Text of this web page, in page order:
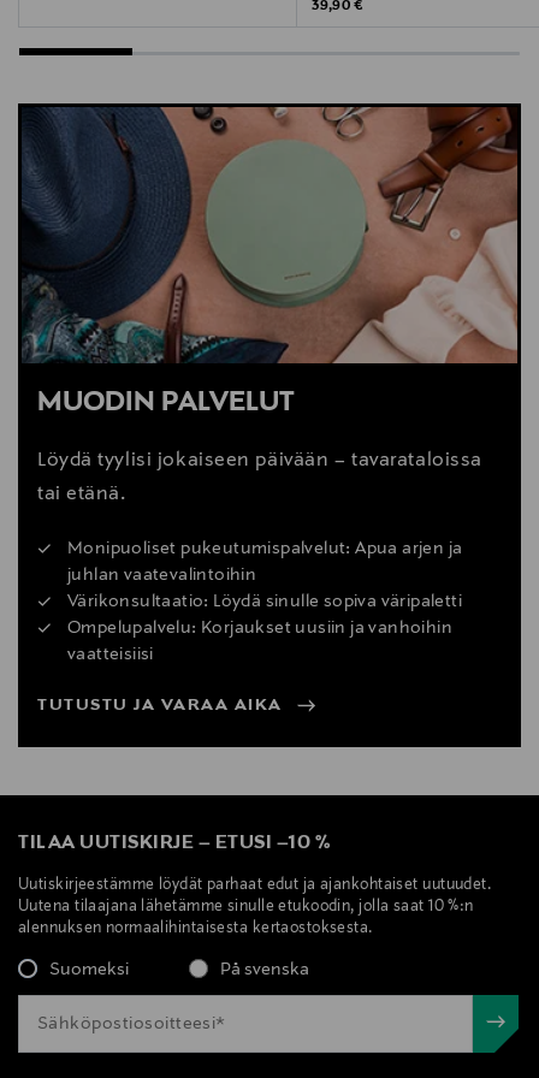
Original Price
39,90 €
MUODIN PALVELUT
Löydä tyylisi jokaiseen päivään – tavarataloissa
tai etänä.
Monipuoliset pukeutumispalvelut: Apua arjen ja
juhlan vaatevalintoihin
Värikonsultaatio: Löydä sinulle sopiva väripaletti
Ompelupalvelu: Korjaukset uusiin ja vanhoihin
vaatteisiisi
TUTUSTU JA VARAA AIKA
TILAA UUTISKIRJE – ETUSI –10 %
Uutiskirjeestämme löydät parhaat edut ja ajankohtaiset uutuudet.
Uutena tilaajana lähetämme sinulle etukoodin, jolla saat 10 %:n
alennuksen normaalihintaisesta kertaostoksesta.
Suomeksi På svenska